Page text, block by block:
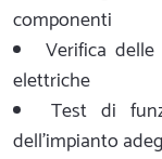
componenti
Verifica
elettriche
Test di
dell'impianto